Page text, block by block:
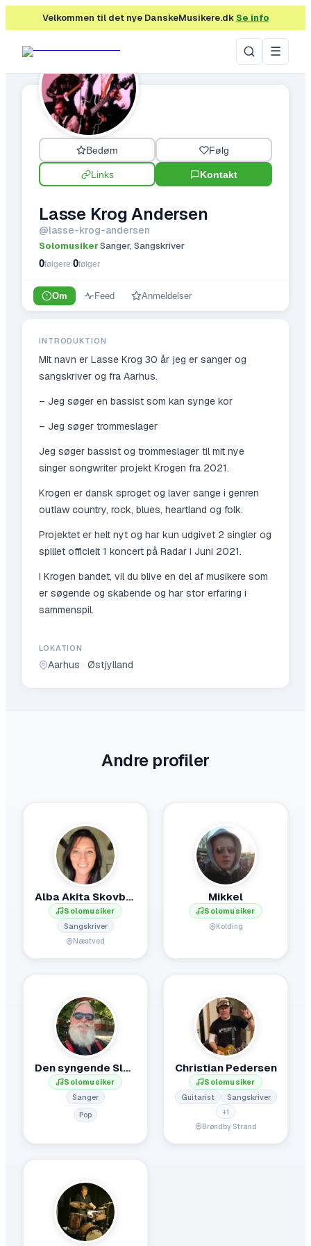
Velkommen til det nye DanskeMusikere.dk Se info
☰
Bedøm Følg
Links Kontakt
Lasse Krog Andersen
@lasse-krog-andersen
Solomusiker·Sanger, Sangskriver
0følgere 0følger
Om Feed Anmeldelser
INTRODUKTION
Mit navn er Lasse Krog 30 år jeg er sanger og
sangskriver og fra Aarhus.
– Jeg søger en bassist som kan synge kor
– Jeg søger trommeslager
Jeg søger bassist og trommeslager til mit nye
singer songwriter projekt Krogen fra 2021.
Krogen er dansk sproget og laver sange i genren
outlaw country, rock, blues, heartland og folk.
Projektet er helt nyt og har kun udgivet 2 singler og
spillet officielt 1 koncert på Radar i Juni 2021.
I Krogen bandet, vil du blive en del af musikere som
er søgende og skabende og har stor erfaring i
sammenspil.
LOKATION
Aarhus · Østjylland
Andre profiler
Alba Akita Skovbølle
Solomusiker
Sangskriver
Næstved
Mikkel
Solomusiker
Kolding
Den syngende Slamsuger
Solomusiker
Sanger
Pop
Christian Pedersen
Solomusiker
Guitarist
Sangskriver
+1
Brøndby Strand